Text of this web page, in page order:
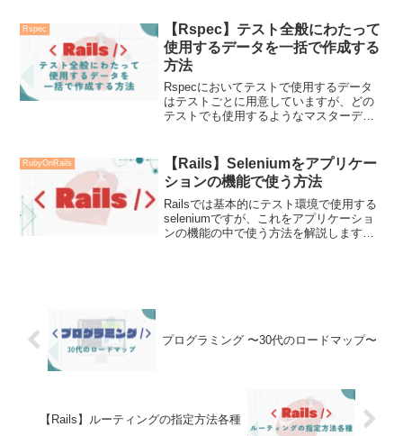
URL = ブラウザ上で表示されるURLパス
= ...
Rspec
【Rspec】テスト全般にわたって
使用するデータを一括で作成する
方法
Rspecにおいてテストで使用するデータ
はテストごとに用意していますが、どの
テストでも使用するようなマスターデー
法をご紹介します。
RubyOnRails
【Rails】Seleniumをアプリケー
ションの機能で使う方法
Railsでは基本的にテスト環境で使用する
seleniumですが、これをアプリケーショ
ンの機能の中で使う方法を解説します。
プログラミング 〜30代のロードマップ〜
【Rails】ルーティングの指定方法各種